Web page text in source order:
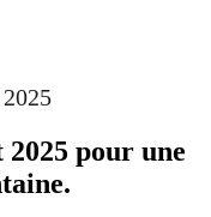
pour une